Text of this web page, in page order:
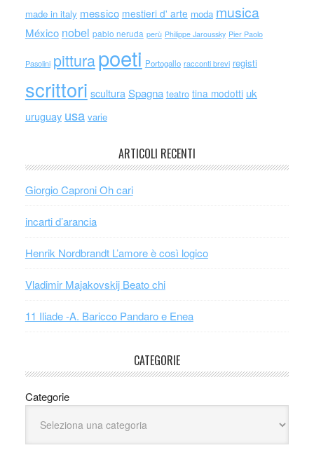
made in italy messico mestieri d' arte moda musica
México nobel pablo neruda perù Philippe Jaroussky Pier Paolo
Pasolini pitturapoeti Portogallo racconti brevi registi
scrittori scultura Spagna teatro tina modotti uk
uruguay usa varie
ARTICOLI RECENTI
Giorgio Caproni Oh cari
incarti d’arancia
Henrik Nordbrandt L’amore è così logico
Vladimir Majakovskij Beato chi
11 Iliade -A. Baricco Pandaro e Enea
CATEGORIE
Categorie